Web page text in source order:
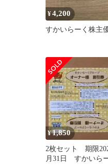
¥4,200
すかいらーく株主
¥1,850
2枚セット 期限
月31日 すかいらー